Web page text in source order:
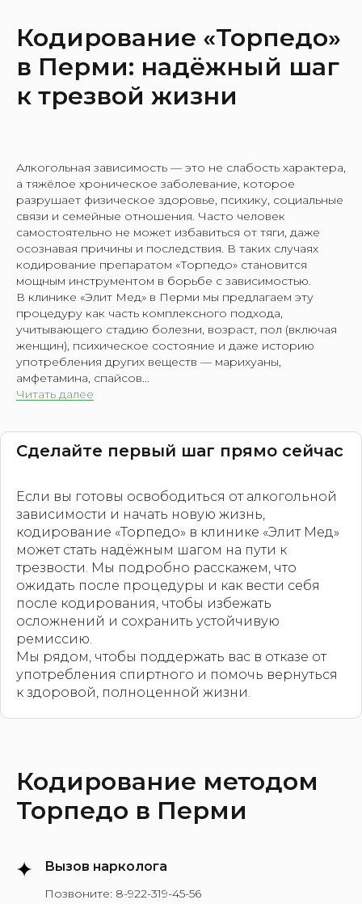
Кодирование «Торпедо»
в Перми: надёжный шаг
к трезвой жизни
Алкогольная зависимость — это не слабость характера,
а тяжёлое хроническое заболевание, которое
разрушает физическое здоровье, психику, социальные
связи и семейные отношения. Часто человек
самостоятельно не может избавиться от тяги, даже
осознавая причины и последствия. В таких случаях
кодирование препаратом «Торпедо» становится
мощным инструментом в борьбе с зависимостью.
В клинике «Элит Мед» в Перми мы предлагаем эту
процедуру как часть комплексного подхода,
учитывающего стадию болезни, возраст, пол (включая
женщин), психическое состояние и даже историю
употребления других веществ — марихуаны,
амфетамина, спайсов...
Читать далее
Сделайте первый шаг прямо сейчас
Если вы готовы освободиться от алкогольной
зависимости и начать новую жизнь,
кодирование «Торпедо» в клинике «Элит Мед»
может стать надёжным шагом на пути к
трезвости. Мы подробно расскажем, что
ожидать после процедуры и как вести себя
после кодирования, чтобы избежать
осложнений и сохранить устойчивую
ремиссию.
Мы рядом, чтобы поддержать вас в отказе от
употребления спиртного и помочь вернуться
к здоровой, полноценной жизни.
Кодирование методом
Торпедо в Перми
Вызов нарколога
Позвоните: 8-922-319-45-56